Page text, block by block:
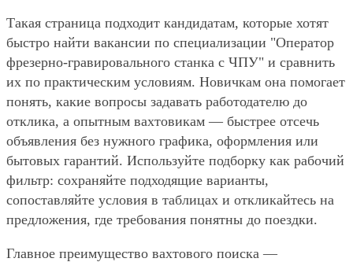
Такая страница подходит кандидатам, которые хотят
быстро найти вакансии по специализации "Оператор
фрезерно-гравировального станка с ЧПУ" и сравнить
их по практическим условиям. Новичкам она помогает
понять, какие вопросы задавать работодателю до
отклика, а опытным вахтовикам — быстрее отсечь
объявления без нужного графика, оформления или
бытовых гарантий. Используйте подборку как рабочий
фильтр: сохраняйте подходящие варианты,
сопоставляйте условия в таблицах и откликайтесь на
предложения, где требования понятны до поездки.
Главное преимущество вахтового поиска —